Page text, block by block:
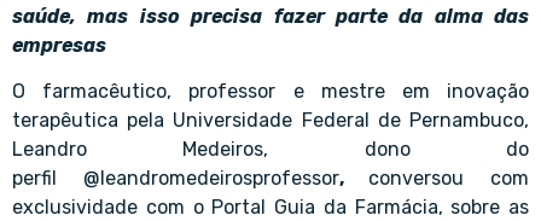
saúde, mas isso precisa fazer parte da alma das
empresas
O farmacêutico, professor e mestre em inovação
terapêutica pela Universidade Federal de Pernambuco,
Leandro Medeiros, dono do
perfil @leandromedeirosprofessor, conversou com
exclusividade com o Portal Guia da Farmácia, sobre as